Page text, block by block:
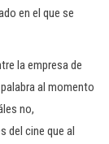
en el que se
la empresa de
al momento
no,
del cine que al